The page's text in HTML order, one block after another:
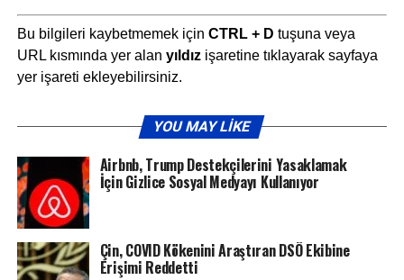
Bu bilgileri kaybetmemek için CTRL + D tuşuna veya
URL kısmında yer alan yıldızişaretine tıklayarak sayfaya
yer işareti ekleyebilirsiniz.
YOU MAY LIKE
Airbnb, Trump Destekçilerini Yasaklamak
İçin Gizlice Sosyal Medyayı Kullanıyor
Çin, COVID Kökenini Araştıran DSÖ Ekibine
Erişimi Reddetti